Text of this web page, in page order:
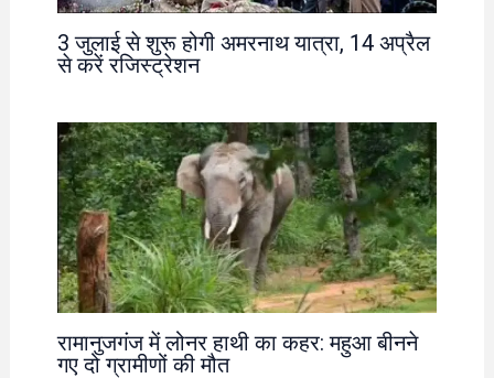
3 जुलाई से शुरू होगी अमरनाथ यात्रा, 14 अप्रैल
से करें रजिस्ट्रेशन
रामानुजगंज में लोनर हाथी का कहर: महुआ बीनने
गए दो ग्रामीणों की मौत